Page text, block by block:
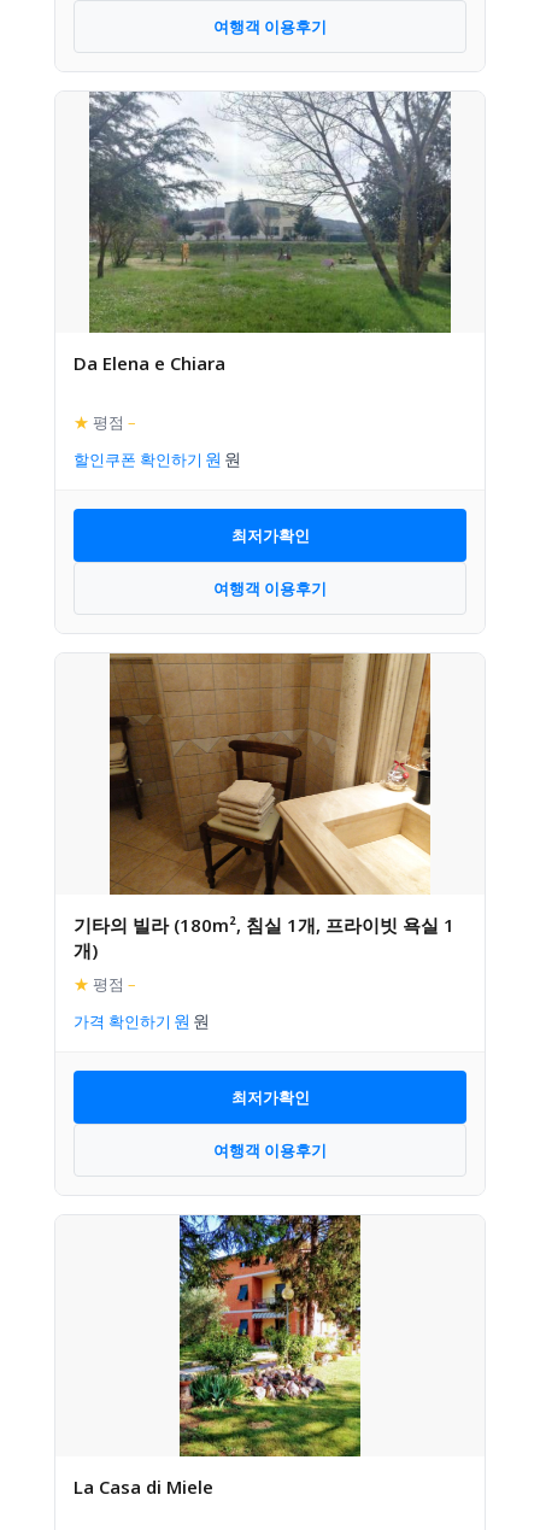
여행객 이용후기
Da Elena e Chiara
★ 평점 –
할인쿠폰 확인하기
최저가확인
여행객 이용후기
기타의 빌라 (180m², 침실 1개, 프라이빗 욕실 1
개)
★ 평점 –
가격 확인하기
최저가확인
여행객 이용후기
La Casa di Miele